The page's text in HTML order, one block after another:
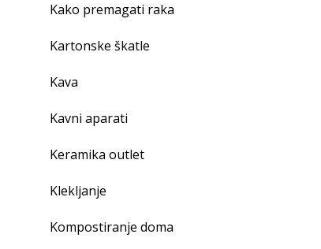
Kako premagati raka
Kartonske škatle
Kava
Kavni aparati
Keramika outlet
Klekljanje
Kompostiranje doma